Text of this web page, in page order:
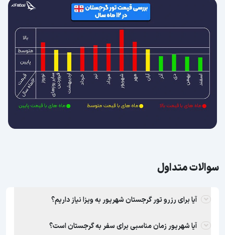
سوالات متداول
آیا برای رزرو تور گرجستان شهریور به ویزا نیاز داریم؟
آیا شهریور زمان مناسبی برای سفر به گرجستان است؟